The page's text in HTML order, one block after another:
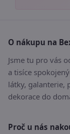
O nákupu na
Jsme tu pro vás
a tisíce
látky, galanterie,
dekorace do
Proč u nás